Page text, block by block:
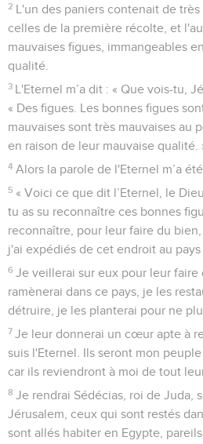
2 L'un des paniers contenait de
celles de la première récolte, et
mauvaises figues, immangeables
qualité.
3 L'Eternel m’a dit : « Que vois-tu,
« Des figues. Les bonnes figues
mauvaises sont très mauvaises au
en raison de leur mauvaise qualité.
4 Alors la parole de l'Eternel m’a
5 « Voici ce que dit l’Eternel, le
tu as su reconnaître ces bonnes
reconnaître, pour leur faire du
j'ai expédiés de cet endroit au pays
6 Je veillerai sur eux pour leur faire
ramènerai dans ce pays, je les
détruire, je les planterai pour ne
7 Je leur donnerai un cœur apte à
suis l'Eternel. Ils seront mon
car ils reviendront à moi de tout
8 Je rendrai Sédécias, roi de Juda,
Jérusalem, ceux qui sont restés
sont allés habiter en Egypte,